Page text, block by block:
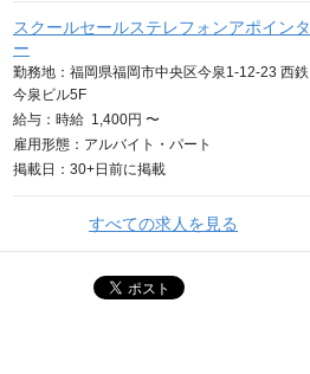
スクールセールステレフォンアポインタ
ー
勤務地：福岡県福岡市中央区今泉1-12-23 西鉄
今泉ビル5F
給与： 時給 1,400円 〜
雇用形態：アルバイト・パート
掲載日： 30+日 前に掲載
すべての求人を見る